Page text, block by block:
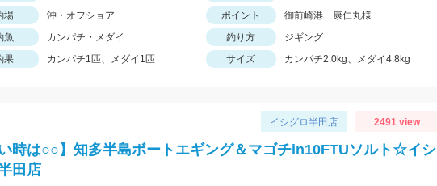
場
沖・オフショア ポイント
御前崎港 康仁丸様
魚
カンパチ・メダイ 釣り方
ジギング
果
カンパチ1匹、メダイ1匹 サイズ カンパチ2.0kg、メダイ4.8kg
イシグロ半田店 2491 view
い時は○○】知多半島ボートエギング＆マゴチin10FTUソルト☆イシ
田店